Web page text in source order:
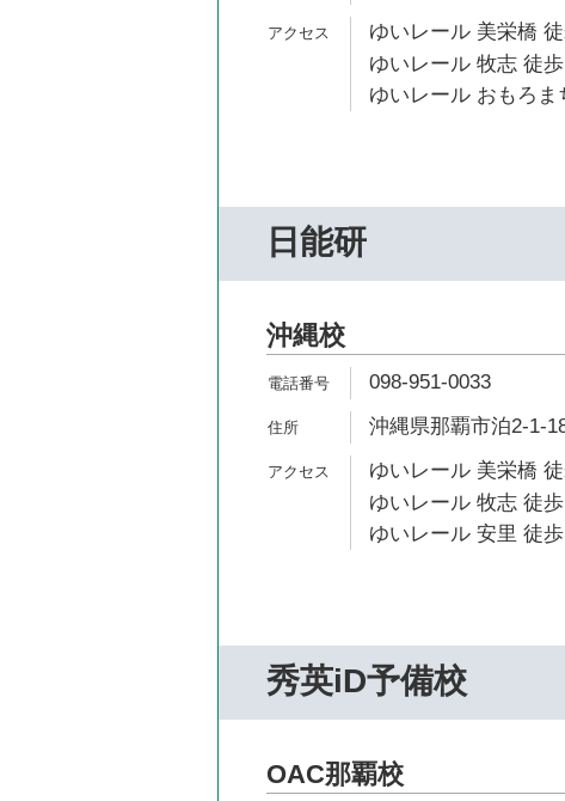
ゆいレール 美栄橋
ゆいレール 牧志 徒
ゆいレール おもろま
日能研
沖縄校
098-951-0033
沖縄県那覇市泊2-1-
ゆいレール 美栄橋
ゆいレール 牧志 徒
ゆいレール 安里 徒
秀英iD予備校
OAC那覇校